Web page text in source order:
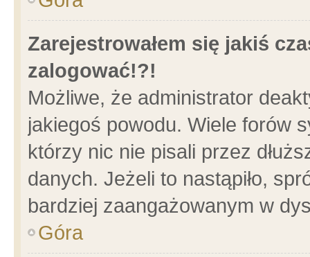
Zarejestrowałem się jakiś
zalogować!?!
Możliwe, że administrator
jakiegoś powodu. Wiele forów
którzy nic nie pisali przez
danych. Jeżeli to nastąpiło,
bardziej zaangażowanym w
Góra